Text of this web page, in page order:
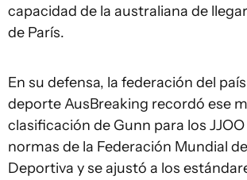
capacidad de la australiana de
de París.
En su defensa, la federación del
deporte AusBreaking recordó ese
clasificación de Gunn para los
normas de la Federación Mundial
Deportiva y se ajustó a los